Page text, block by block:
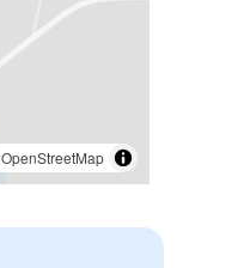
OpenStreetMap